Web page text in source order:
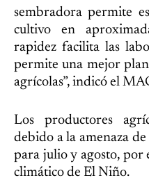
sembradora permite
cultivo en
rapidez facilita las
permite una mejor
agrícolas”, indicó el
Los productores
debido a la amenaza
para julio y agosto, por
climático de El Niño.